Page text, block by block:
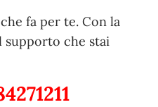
fa per te. Con la
supporto che stai